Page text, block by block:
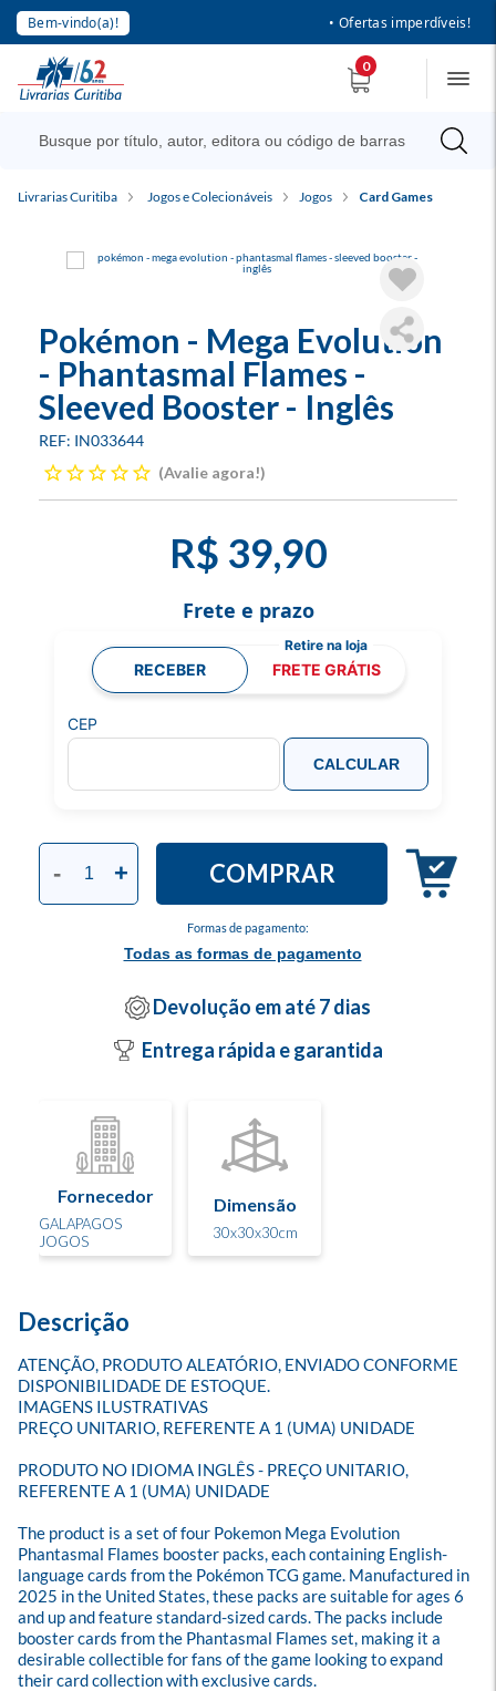
Bem-vindo(a)! • Ofertas imperdíveis!
0
Livrarias Curitiba Jogos e Colecionáveis Jogos Card Games
Pokémon - Mega Evolution
- Phantasmal Flames -
Sleeved Booster - Inglês
IN033644
Avalie agora!
R$ 39,90
Formas de pagamento:
Todas as formas de pagamento
- + COMPRAR
Frete e prazo
RECEBER FRETE GRÁTIS
CEP
CALCULAR
Devolução em até 7 dias
Entrega rápida e garantida
Fornecedor
GALAPAGOS
JOGOS
Dimensão
30x30x30cm
Descrição
ATENÇÃO, PRODUTO ALEATÓRIO, ENVIADO CONFORME
DISPONIBILIDADE DE ESTOQUE.
IMAGENS ILUSTRATIVAS
PREÇO UNITARIO, REFERENTE A 1 (UMA) UNIDADE
PRODUTO NO IDIOMA INGLÊS - PREÇO UNITARIO,
REFERENTE A 1 (UMA) UNIDADE
The product is a set of four Pokemon Mega Evolution
Phantasmal Flames booster packs, each containing English-
language cards from the Pokémon TCG game. Manufactured in
2025 in the United States, these packs are suitable for ages 6
and up and feature standard-sized cards. The packs include
booster cards from the Phantasmal Flames set, making it a
desirable collectible for fans of the game looking to expand
their card collection with exclusive cards.